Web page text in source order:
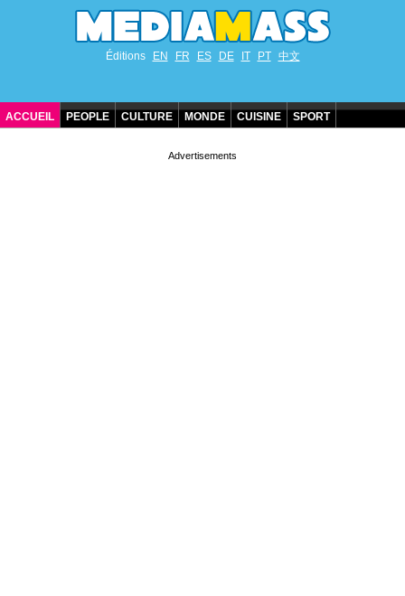
Éditions EN FR ES DE IT PT 中文
ACCUEIL PEOPLE CULTURE MONDE CUISINE SPORT